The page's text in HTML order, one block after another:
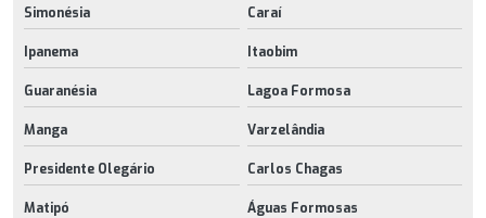
Simonésia Caraí
Ipanema Itaobim
Guaranésia Lagoa Formosa
Manga Varzelândia
Presidente Olegário Carlos Chagas
Matipó Águas Formosas